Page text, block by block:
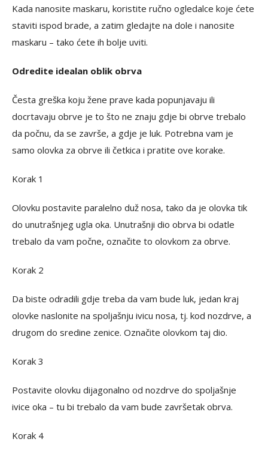
Kada nanosite maskaru, koristite ručno ogledalce koje ćete
staviti ispod brade, a zatim gledajte na dole i nanosite
maskaru – tako ćete ih bolje uviti.
Odredite idealan oblik obrva
Česta greška koju žene prave kada popunjavaju ili
docrtavaju obrve je to što ne znaju gdje bi obrve trebalo
da počnu, da se završe, a gdje je luk. Potrebna vam je
samo olovka za obrve ili četkica i pratite ove korake.
Korak 1
Olovku postavite paralelno duž nosa, tako da je olovka tik
do unutrašnjeg ugla oka. Unutrašnji dio obrva bi odatle
trebalo da vam počne, označite to olovkom za obrve.
Korak 2
Da biste odradili gdje treba da vam bude luk, jedan kraj
olovke naslonite na spoljašnju ivicu nosa, tj. kod nozdrve, a
drugom do sredine zenice. Označite olovkom taj dio.
Korak 3
Postavite olovku dijagonalno od nozdrve do spoljašnje
ivice oka – tu bi trebalo da vam bude završetak obrva.
Korak 4